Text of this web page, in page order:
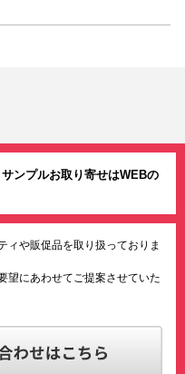
ンプルお取り寄せはWEBの
ィや販促品を取り扱っておりま
望にあわせてご提案させていた